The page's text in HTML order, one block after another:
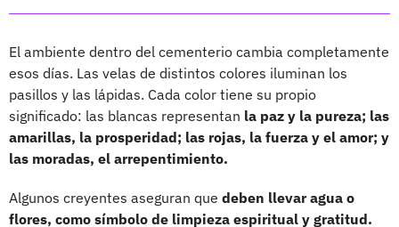
El ambiente dentro del cementerio cambia completamente
esos días. Las velas de distintos colores iluminan los
pasillos y las lápidas. Cada color tiene su propio
significado: las blancas representan la paz y la pureza; las
amarillas, la prosperidad; las rojas, la fuerza y el amor; y
las moradas, el arrepentimiento.
Algunos creyentes aseguran que deben llevar agua o
flores, como símbolo de limpieza espiritual y gratitud.